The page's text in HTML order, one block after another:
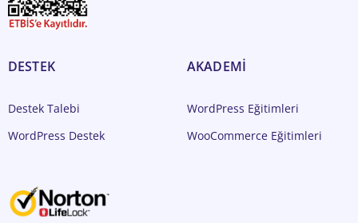
DESTEK
Destek Talebi
WordPress Destek
AKADEMİ
WordPress Eğitimleri
WooCommerce Eğitimleri